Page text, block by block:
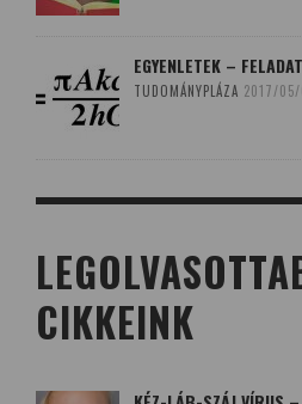
EGYENLETEK –
TUDOMÁNYPLÁZA 2017/
CIKKEINK